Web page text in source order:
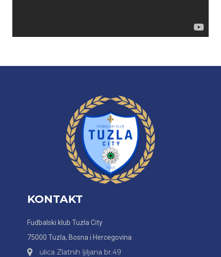
KONTAKT
Fudbalski klub Tuzla City
75000 Tuzla, Bosna i Hercegovina
ulica Zlatnih ljiljana br.49